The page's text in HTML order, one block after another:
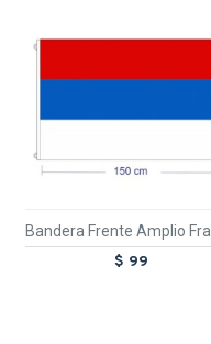
$ 99